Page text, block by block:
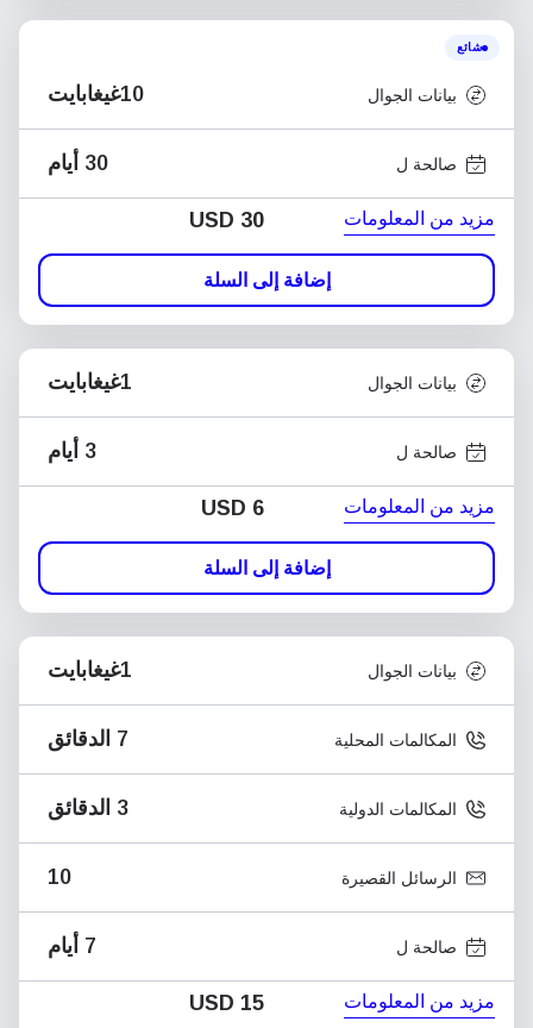
شائع
بيانات الجوال 10غيغابايت
صالحة ل 30 أيام
مزيد من المعلومات USD 30
إضافة إلى السلة
بيانات الجوال 1غيغابايت
صالحة ل 3 أيام
مزيد من المعلومات USD 6
إضافة إلى السلة
بيانات الجوال 1غيغابايت
المكالمات المحلية 7 الدقائق
المكالمات الدولية 3 الدقائق
الرسائل القصيرة 10
صالحة ل 7 أيام
مزيد من المعلومات USD 15